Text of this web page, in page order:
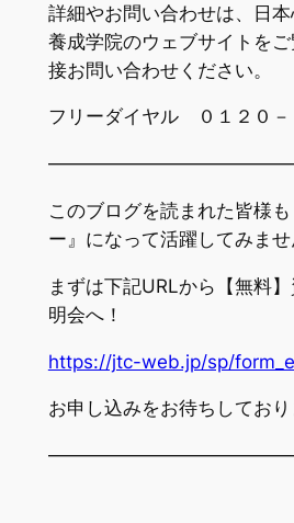
詳細やお問い合わせは、日
養成学院のウェブサイトを
接お問い合わせください。
フリーダイヤル ０１２０－
このブログを読まれた皆様
ー』になって活躍してみませ
まずは下記URLから【無料
明会へ！
https://jtc-web.jp/sp/
お申し込みをお待ちしており